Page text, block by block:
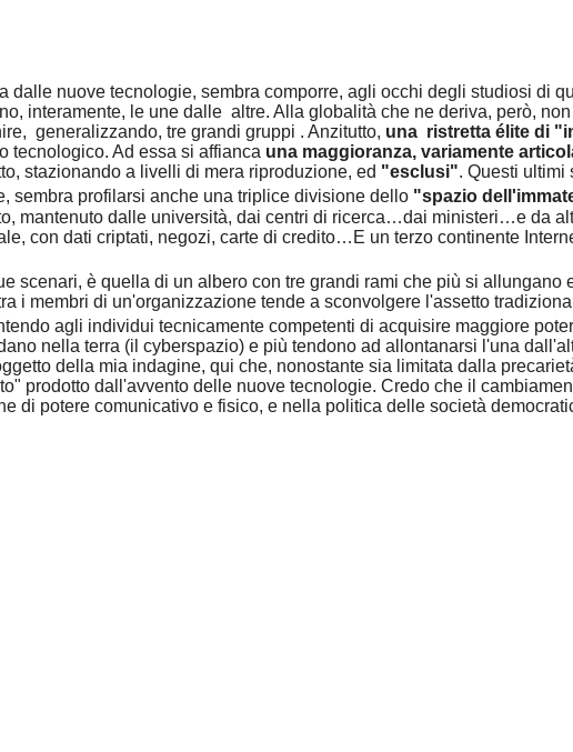
dalle nuove tecnologie, sembra comporre, agli occhi degli studiosi di
interamente, le une dalle altre. Alla globalità che ne deriva, però,
generalizzando, tre grandi gruppi . Anzitutto, una ristretta élite di
tecnologico. Ad essa si affianca una maggioranza, variamente
stazionando a livelli di mera riproduzione, ed "esclusi". Questi
sembra profilarsi anche una triplice divisione dello "spazio
mantenuto dalle università, dai centri di ricerca…dai ministeri…e da
con dati criptati, negozi, carte di credito…E un terzo continente
scenari, è quella di un albero con tre grandi rami che più si
i membri di un'organizzazione tende a sconvolgere l'assetto
agli individui tecnicamente competenti di acquisire maggiore
nella terra (il cyberspazio) e più tendono ad allontanarsi l'una
della mia indagine, qui che, nonostante sia limitata dalla
prodotto dall'avvento delle nuove tecnologie. Credo che il
potere comunicativo e fisico, e nella politica delle società